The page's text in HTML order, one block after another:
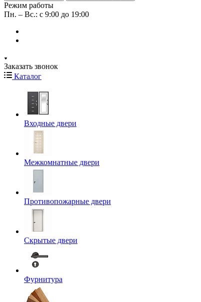
Режим работы
Пн. – Вс.: с 9:00 до 19:00
Заказать звонок
Каталог
Входные двери
Межкомнатные двери
Противопожарные двери
Скрытые двери
Фурнитура